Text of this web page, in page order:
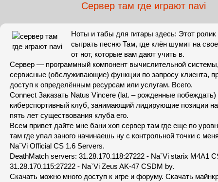
Сервер там где играют navi
Ноты и табы для гитары здесь: Этот ролик
сыграть песню Там, где клён шумит на
от нот, которые вам дают учить в.
Сервер — программный компонент вычислительной
сервисные (обслуживающие) функции по запросу клиента,
доступ к определённым ресурсам или услугам. Всего.
Connect Заказать Natus Vincere (lat. – рожденные побеждать)
киберспортивный клуб, занимающий лидирующие позиции
пять лет существования клуба его.
Всем привет дайте мне бани хоп сервер там где еще по
там где упал заного начинаешь ну с контрольной точки с
Na`Vi Official CS 1.6 Servers.
DeathMatch servers: 31.28.170.118:27222 - Na`Vi starix M4A1
31.28.170.115:27222 - Na`Vi Zeus AK-47 CSDM by.
Скачать можно много доступ к игре и форуму. Скачать